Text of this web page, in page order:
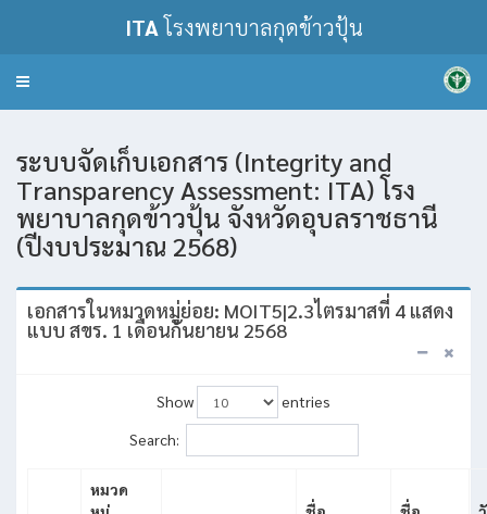
ITAโรงพยาบาลกุดข้าวปุ้น
Toggle
ระบบจัดเก็บเอกสาร (Integrity and
Transparency Assessment: ITA) โรง
พยาบาลกุดข้าวปุ้น จังหวัดอุบลราชธานี
(ปีงบประมาณ 2568)
เอกสารในหมวดหมู่ย่อย: MOIT5|2.3ไตรมาสที่ 4 แสดง
แบบ สขร. 1 เดือนกันยายน 2568
Show
entries
Search:
หมวด